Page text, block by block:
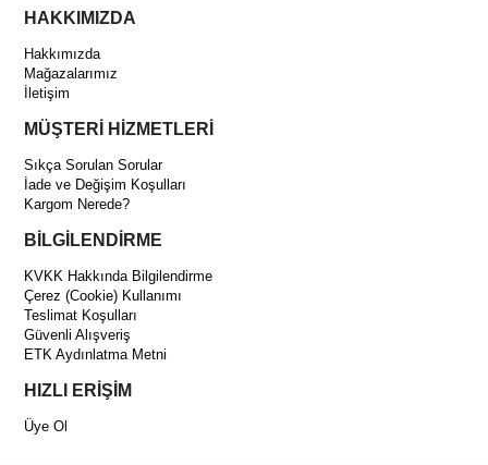
HAKKIMIZDA
Hakkımızda
Mağazalarımız
İletişim
MÜŞTERİ HİZMETLERİ
Sıkça Sorulan Sorular
İade ve Değişim Koşulları
Kargom Nerede?
BİLGİLENDİRME
KVKK Hakkında Bilgilendirme
Çerez (Cookie) Kullanımı
Teslimat Koşulları
Güvenli Alışveriş
ETK Aydınlatma Metni
HIZLI ERİŞİM
Üye Ol